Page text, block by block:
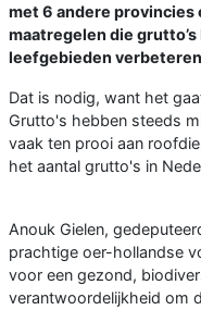
met 6 andere provincies
maatregelen die
leefgebieden
Dat is nodig, want het
Grutto's hebben steeds
vaak ten prooi aan
het aantal grutto's in
Anouk Gielen,
prachtige oer-hollandse
voor een gezond,
verantwoordelijkheid om